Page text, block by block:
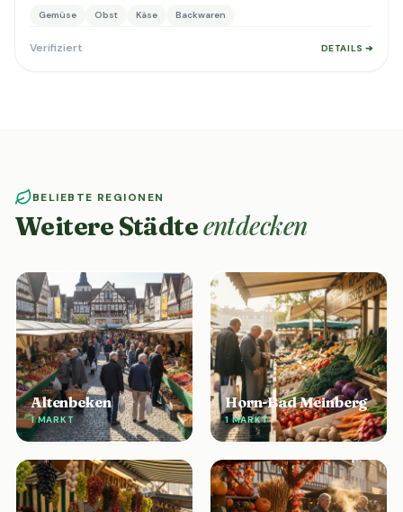
Gemüse Obst Käse Backwaren
Verifiziert DETAILS ➔
BELIEBTE REGIONEN
Weitere Städteentdecken
Altenbeken
1 MARKT
Horn-Bad Meinberg
1 MARKT